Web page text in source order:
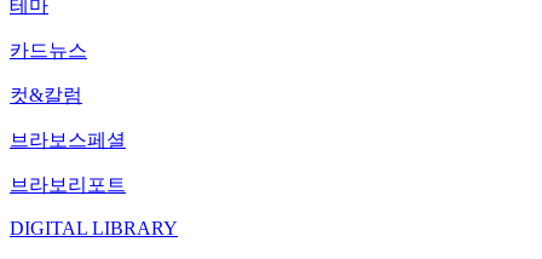
테마
카드뉴스
컷&칼럼
브라보스페셜
브라보리포트
DIGITAL LIBRARY